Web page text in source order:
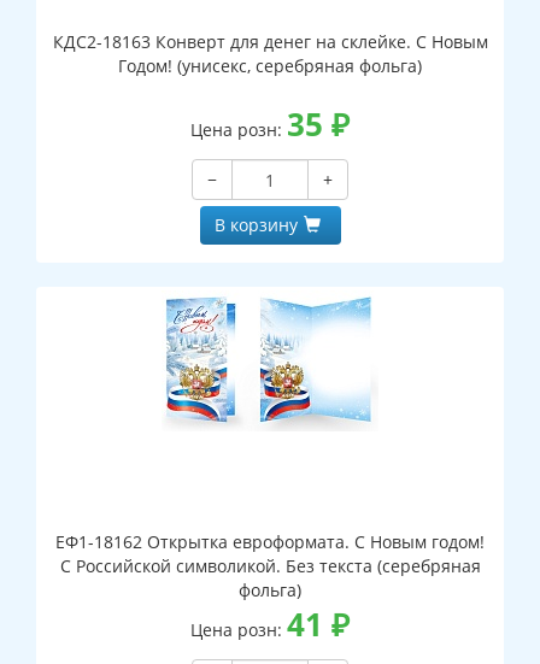
КДС2-18163 Конверт для денег на склейке. С Новым
Годом! (унисекс, серебряная фольга)
Цена розн: 35 ₽
−
+
В корзину
ЕФ1-18162 Открытка евроформата. С Новым годом!
С Российской символикой. Без текста (серебряная
фольга)
Цена розн: 41 ₽